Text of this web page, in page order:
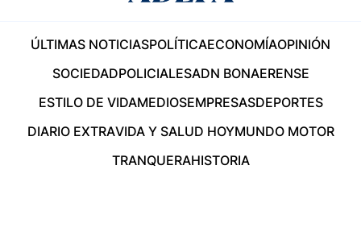
ÚLTIMAS NOTICIASPOLÍTICAECONOMÍAOPINIÓN
SOCIEDADPOLICIALESADN BONAERENSE
ESTILO DE VIDAMEDIOSEMPRESASDEPORTES
DIARIO EXTRAVIDA Y SALUD HOYMUNDO MOTOR
TRANQUERAHISTORIA